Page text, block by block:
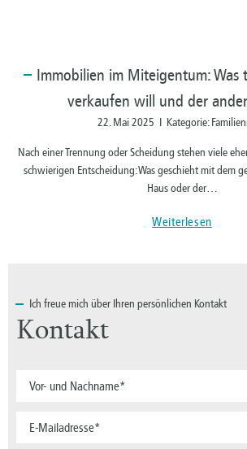
Immobilien im Miteigentum: Was
verkaufen will und der
22. Mai 2025 I Kategorie:
Nach einer Trennung oder Scheidung stehen viele
schwierigen Entscheidung: Was geschieht mit dem
Haus oder der…
Weiterlesen
Ich freue mich über Ihren persönlichen Kontakt
Kontakt